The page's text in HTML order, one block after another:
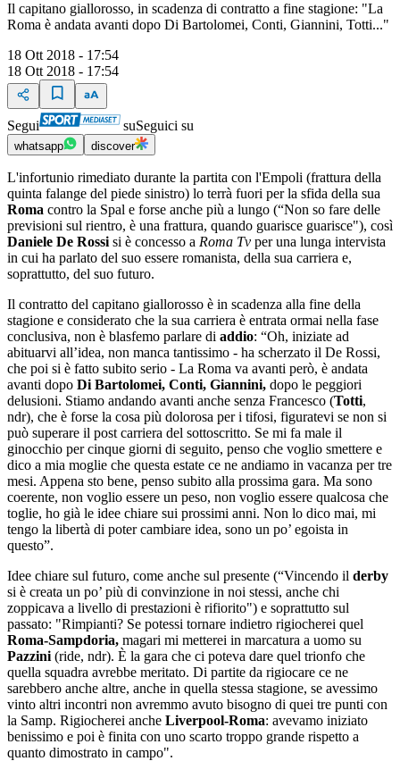
Il capitano giallorosso, in scadenza di contratto a fine stagione: "La
Roma è andata avanti dopo Di Bartolomei, Conti, Giannini, Totti..."
18 Ott 2018 - 17:54
18 Ott 2018 - 17:54
Segui suSeguici su
whatsapp discover
L'infortunio rimediato durante la partita con l'Empoli (frattura della
quinta falange del piede sinistro) lo terrà fuori per la sfida della sua
Roma contro la Spal e forse anche più a lungo (“Non so fare delle
previsioni sul rientro, è una frattura, quando guarisce guarisce"), così
Daniele De Rossi si è concesso a Roma Tv per una lunga intervista
in cui ha parlato del suo essere romanista, della sua carriera e,
soprattutto, del suo futuro.
Il contratto del capitano giallorosso è in scadenza alla fine della
stagione e considerato che la sua carriera è entrata ormai nella fase
conclusiva, non è blasfemo parlare di addio: “Oh, iniziate ad
abituarvi all’idea, non manca tantissimo - ha scherzato il De Rossi,
che poi si è fatto subito serio - La Roma va avanti però, è andata
avanti dopo Di Bartolomei, Conti, Giannini, dopo le peggiori
delusioni. Stiamo andando avanti anche senza Francesco (Totti,
ndr), che è forse la cosa più dolorosa per i tifosi, figuratevi se non si
può superare il post carriera del sottoscritto. Se mi fa male il
ginocchio per cinque giorni di seguito, penso che voglio smettere e
dico a mia moglie che questa estate ce ne andiamo in vacanza per tre
mesi. Appena sto bene, penso subito alla prossima gara. Ma sono
coerente, non voglio essere un peso, non voglio essere qualcosa che
toglie, ho già le idee chiare sui prossimi anni. Non lo dico mai, mi
tengo la libertà di poter cambiare idea, sono un po’ egoista in
questo”.
Idee chiare sul futuro, come anche sul presente (“Vincendo il derby
si è creata un po’ più di convinzione in noi stessi, anche chi
zoppicava a livello di prestazioni è rifiorito") e soprattutto sul
passato: "Rimpianti? Se potessi tornare indietro rigiocherei quel
Roma-Sampdoria, magari mi metterei in marcatura a uomo su
Pazzini (ride, ndr). È la gara che ci poteva dare quel trionfo che
quella squadra avrebbe meritato. Di partite da rigiocare ce ne
sarebbero anche altre, anche in quella stessa stagione, se avessimo
vinto altri incontri non avremmo avuto bisogno di quei tre punti con
la Samp. Rigiocherei anche Liverpool-Roma: avevamo iniziato
benissimo e poi è finita con uno scarto troppo grande rispetto a
quanto dimostrato in campo".